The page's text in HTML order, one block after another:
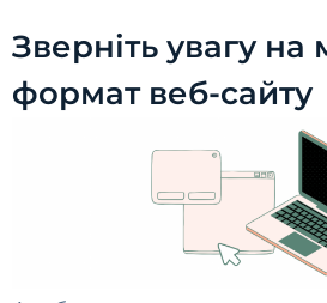
Зверніть увагу на
формат веб-сайту